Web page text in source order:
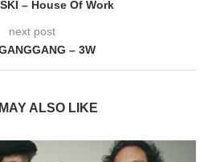
– House Of Work
next post
– 3W
ALSO LIKE